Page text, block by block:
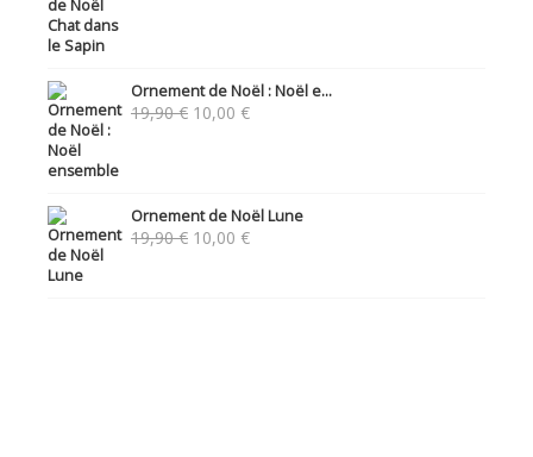
Ornement de Noël : Noël e...
19,90€ Le
10,00 €Le
Ornement de Noël Lune
19,90€ Le
10,00 €Le